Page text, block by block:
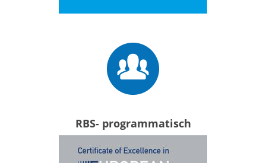
RBS- programmatisch